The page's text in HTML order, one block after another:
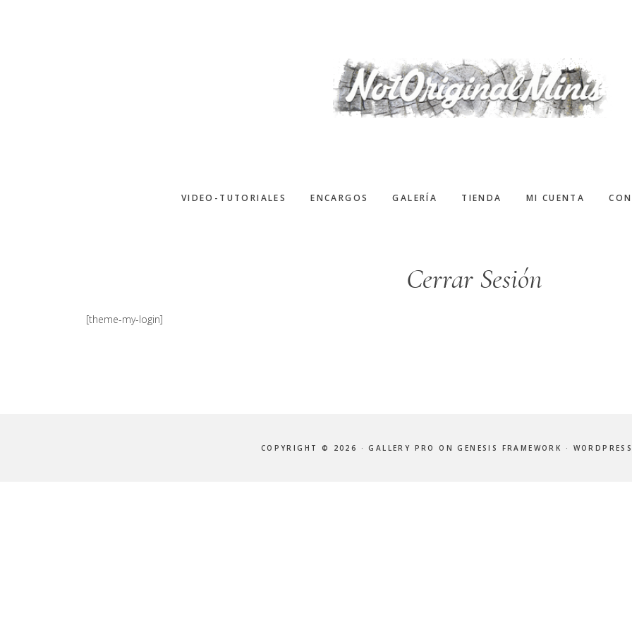
VIDEO-TUTORIALES ENCARGOS GALERÍA TIENDA MI CUENTA
Cerrar Sesión
[theme-my-login]
COPYRIGHT © 2026 ·GALLERY PRO ONGENESIS FRAMEWORK · WORDPRESS